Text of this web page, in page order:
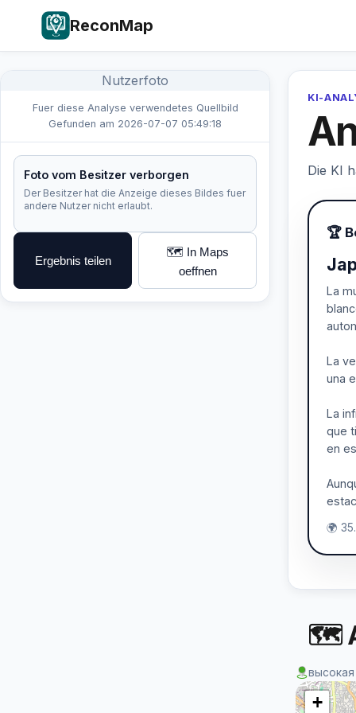
ReconMap
Nutzerfoto
Fuer diese Analyse verwendetes Quellbild
Gefunden am 2026-07-07 05:49:18
Foto vom Besitzer verborgen
Der Besitzer hat die Anzeige dieses Bildes fuer
andere Nutzer nicht erlaubt.
Ergebnis teilen
🗺️ In Maps
oeffnen
KI-
Die KI
🏆
La
La
una
La
que
en
🌍
🗺
+